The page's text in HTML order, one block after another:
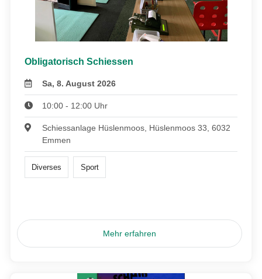
Obligatorisch Schiessen
Sa, 8. August 2026
10:00 - 12:00 Uhr
Schiessanlage Hüslenmoos, Hüslenmoos 33, 6032
Emmen
Diverses Sport
Mehr erfahren